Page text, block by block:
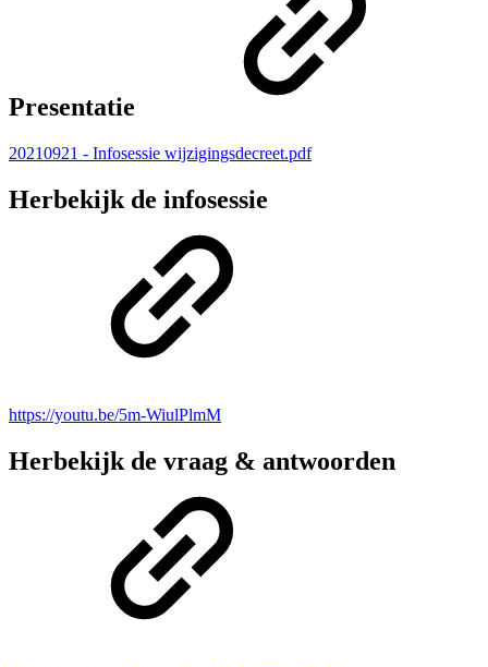
Presentatie
20210921 - Infosessie wijzigingsdecreet.pdf
Herbekijk de infosessie
https://youtu.be/5m-WiulPlmM
Herbekijk de vraag & antwoorden